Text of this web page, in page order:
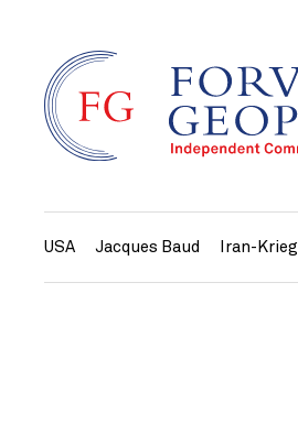
USA Jacques Baud Iran-Krieg